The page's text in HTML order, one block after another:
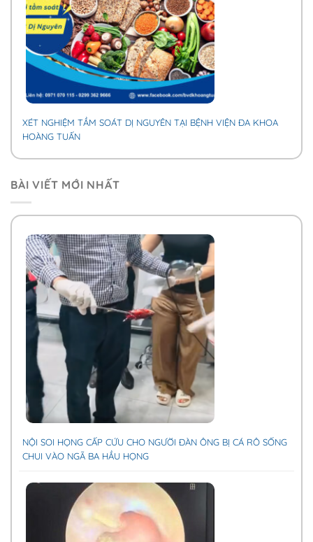
XÉT NGHIỆM TẦM SOÁT DỊ NGUYÊN TẠI BỆNH VIỆN ĐA KHOA
HOÀNG TUẤN
BÀI VIẾT MỚI NHẤT
NỘI SOI HỌNG CẤP CỨU CHO NGƯỜI ĐÀN ÔNG BỊ CÁ RÔ SỐNG
CHUI VÀO NGÃ BA HẦU HỌNG